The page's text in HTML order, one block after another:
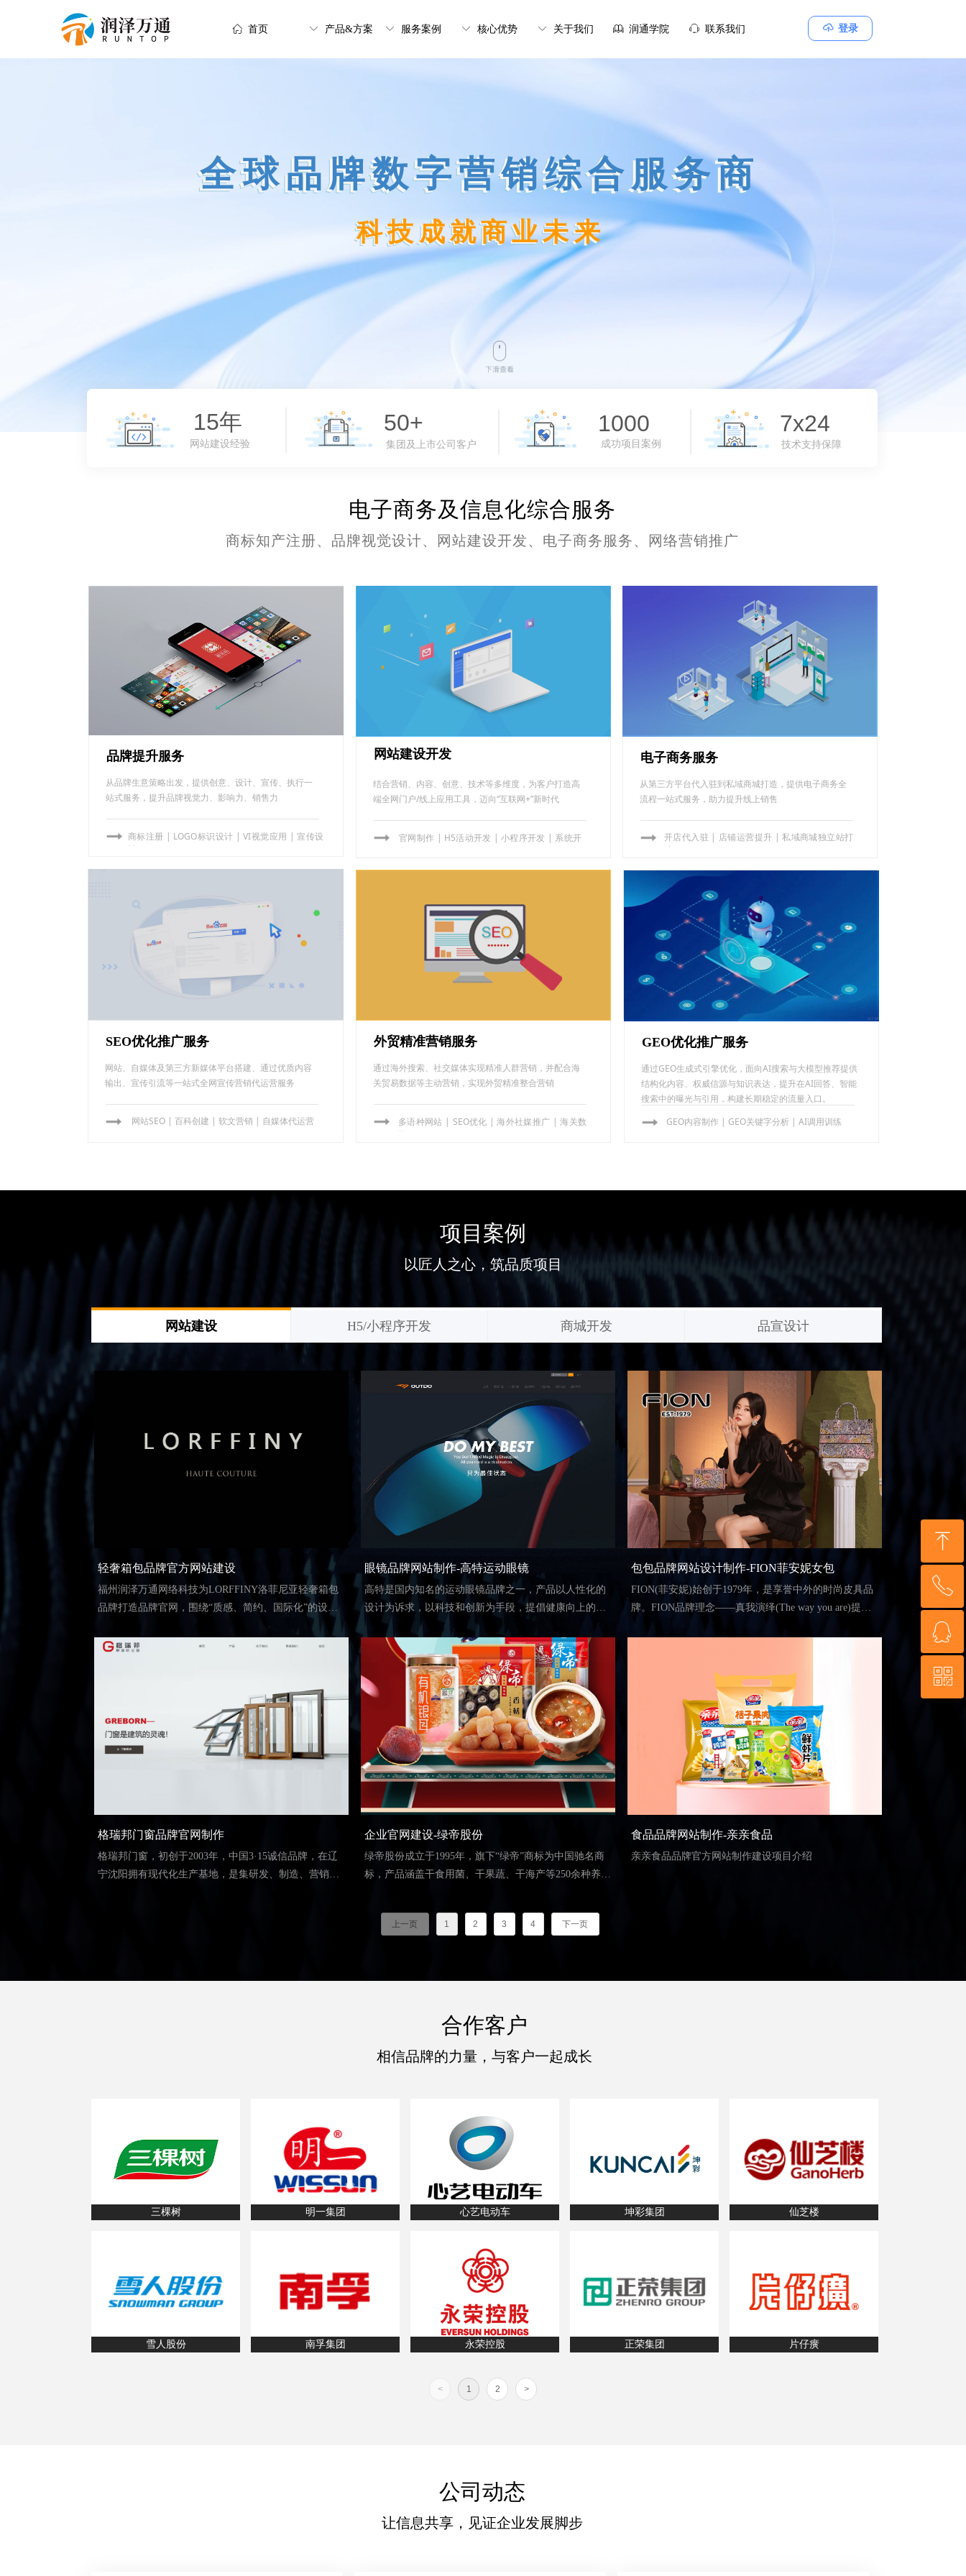
ꁶ 登录
ꀇ 首页 ꀅ 产品&方案 ꀅ 服务案例 ꀅ 核心优势 ꀅ 关于我们 ꁡ 润通学院 ꁱ 联系我们
全球品牌数字营销综合服务商
科技成就商业未来
电子商务及信息化综合服务
商标知产注册、品牌视觉设计、网站建设开发、电子商务服务、网络营销推广
品牌提升服务
从品牌生意策略出发，提供创意、设计、宣传、执行一
站式服务，提升品牌视觉力、影响力、销售力
商标注册 | LOGO标识设计 |VI视觉应用 |宣传设
计
网站建设开发
结合营销、内容、创意、技术等多维度，为客户打造高
端全网门户/线上应用工具，迈向“互联网+”新时代
官网制作 | H5活动开发 |小程序开发 | 系统开
发
SEO优化推广服务
网站、自媒体及第三方新媒体平台搭建、通过优质内容
输出、宣传引流等一站式全网宣传营销代运营服务
网站SEO | 百科创建 | 软文营销 | 自媒体代运营
外贸精准营销服务
通过海外搜索、社交媒体实现精准人群营销，并配合海
关贸易数据等主动营销，实现外贸精准整合营销
多语种网站 | SEO优化 | 海外社媒推广 | 海关数
据
电子商务服务
从第三方平台代入驻到私域商城打造，提供电子商务全
流程一站式服务，助力提升线上销售
开店代入驻 | 店铺运营提升 |私域商城独立站打
造
GEO优化推广服务
通过GEO生成式引擎优化，面向AI搜索与大模型推荐提供
结构化内容、权威信源与知识表达，提升在AI回答、智能
搜索中的曝光与引用，构建长期稳定的流量入口。
GEO内容制作 | GEO关键字分析 | AI调用训练
网站建设 H5/小程序开发 商城开发 品宣设计
轻奢箱包品牌官方网站建设
福州润泽万通网络科技为LORFFINY洛菲尼亚轻奢箱包
品牌打造品牌官网，围绕“质感、简约、国际化”的设计
理念，提供品牌视觉体系升级、响应式多端适配、全球
化多语言电商功能集成及SEO数据驱动优化等一站式服
眼镜品牌网站制作-高特运动眼镜
高特是国内知名的运动眼镜品牌之一，产品以人性化的
设计为诉求，以科技和创新为手段，提倡健康向上的生
活方式，以全新的设计理念引发眼镜界运动时尚的新潮
流。网站作为品牌展示的重要途径，润泽万通RUNTOP
从高特的中高端定位出发，进行整体页面形象升级及技
术优化，让官网能更完美的体现品牌定位，提升阅读
性。
包包品牌网站设计制作-FION菲安妮女包
FION(菲安妮)始创于1979年，是享誉中外的时尚皮具品
牌。FION品牌理念——真我演绎(The way you are)提倡
RUNTOP于2021年负责了FION品牌网站的设计改版工
格瑞邦门窗品牌官网制作
格瑞邦门窗，初创于2003年，中国3·15诚信品牌，在辽
宁沈阳拥有现代化生产基地，是集研发、制造、营销于
企业官网建设-绿帝股份
绿帝股份成立于1995年，旗下“绿帝”商标为中国驰名商
标，产品涵盖干食用菌、干果蔬、干海产等250余种养生
了集品牌形象展示、产品体系呈现、全国渠道布局于一
体的企业官网，助力这家全国连锁商超精装农业养生食
食品品牌网站制作-亲亲食品
亲亲食品品牌官方网站制作建设项目介绍
上一页 1 2 3 4 下一页
项目案例
以匠人之心，筑品质项目
15年
+
网站建设经验
1000
+
成功项目案例
7x24
小时
技术支持保障
50+
集团及上市公司客户
三棵树 明一集团 心艺电动车 坤彩集团 仙芝楼
雪人股份 南孚集团 永荣控股 正荣集团 片仔癀
< 1 2 >
合作客户
相信品牌的力量，与客户一起成长
公司动态
让信息共享，见证企业发展脚步
ꁸ
回到顶部
ꂅ
ꁗ
QQ客服
ꀥ